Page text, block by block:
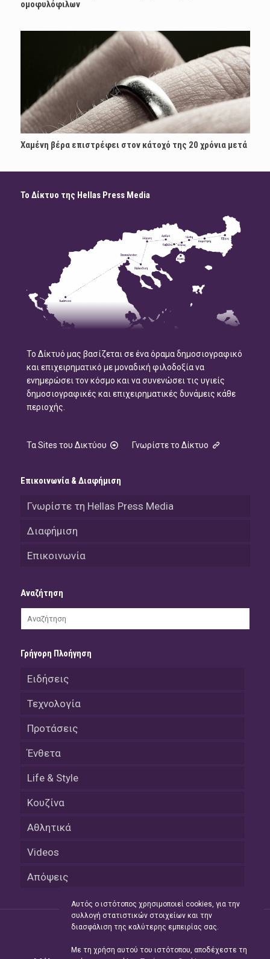
ομοφυλόφιλων
Χαμένη βέρα επιστρέφει στον κάτοχό της 20 χρόνια μετά
Το Δίκτυο της Hellas Press Media
Το Δίκτυό μας βασίζεται σε ένα όραμα δημοσιογραφικό
και επιχειρηματικό με μοναδική φιλοδοξία να
ενημερώσει τον κόσμο και να συνενώσει τις υγιείς
δημοσιογραφικές και επιχειρηματικές δυνάμεις κάθε
περιοχής.
Τα Sites του Δικτύου Γνωρίστε το Δίκτυο
Επικοινωνία & Διαφήμιση
Γνωρίστε τη Hellas Press Media
Διαφήμιση
Επικοινωνία
Αναζήτηση
Γρήγορη Πλοήγηση
Ειδήσεις
Τεχνολογία
Προτάσεις
Ένθετα
Life & Style
Κουζίνα
Αθλητικά
Videos
Απόψεις
Αυτός ο ιστότοπος χρησιμοποιεί cookies, για την
συλλογή στατιστικών στοιχείων και την
διασφάλιση της καλύτερης εμπειρίας σας.
Με τη χρήση αυτού του ιστότοπου, αποδέχεστε τη